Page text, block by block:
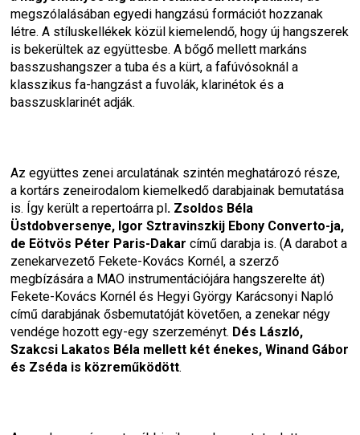
megszólalásában egyedi hangzású formációt hozzanak
létre. A stíluskellékek közül kiemelendő, hogy új hangszerek
is bekerültek az együttesbe. A bőgő mellett markáns
basszushangszer a tuba és a kürt, a fafúvósoknál a
klasszikus fa-hangzást a fuvolák, klarinétok és a
basszusklarinét adják.
Az együttes zenei arculatának szintén meghatározó része,
a kortárs zeneirodalom kiemelkedő darabjainak bemutatása
is. Így került a repertoárra pl . Zsoldos Béla
Üstdobversenye, Igor Sztravinszkij Ebony Converto-ja,
de Eötvös Péter Paris-Dakar című darabja is. (A darabot a
zenekarvezető Fekete-Kovács Kornél, a szerző
megbízására a MAO instrumentációjára hangszerelte át)
Fekete-Kovács Kornél és Hegyi György Karácsonyi Napló
című darabjának ősbemutatóját követően, a zenekar négy
vendége hozott egy-egy szerzeményt. Dés László,
Szakcsi Lakatos Béla mellett két énekes, Winand Gábor
és Zséda is közreműködött.